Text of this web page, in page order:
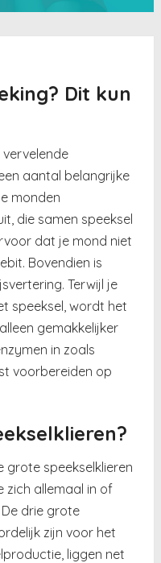
Dit kun
vervelende
aantal belangrijke
monden
die samen speeksel
dat je mond niet
Bovendien is
Terwijl je
speeksel, wordt het
gemakkelijker
in zoals
voorbereiden op
grote speekselklieren
zich allemaal in of
drie grote
zijn voor het
liggen net